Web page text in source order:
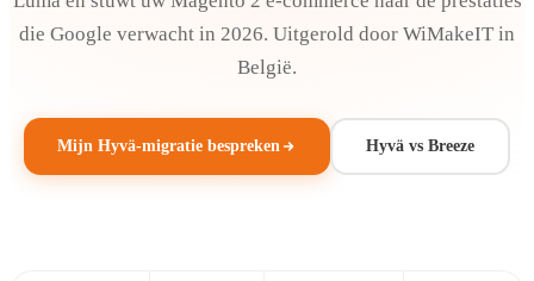
die Google verwacht in 2026. Uitgerold door WiMakeIT in
België.
Mijn Hyvä-migratie bespreken Hyvä vs Breeze